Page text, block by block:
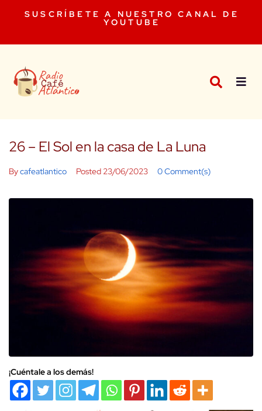
SUSCRÍBETE A NUESTRO CANAL DE
YOUTUBE
26 – El Sol en la casa de La Luna
Bycafeatlantico Posted 23/06/2023 0 Comment(s)
¡Cuéntale a los demás!